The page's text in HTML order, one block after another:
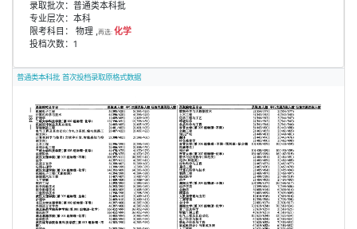
录取批次：普通类本科批
专业层次：本科
限考科目： 物理 ,再选: 化学
投档次数：1
普通类本科批 首次投档录取原格式数据